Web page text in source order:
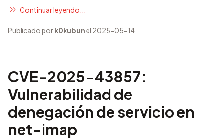
Continuar leyendo...
Publicado pork0kubunel 2025-05-14
CVE-2025-43857:
Vulnerabilidad de
denegación de servicio en
net-imap